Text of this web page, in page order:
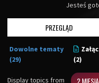
Jesteś
PRZEGLĄD
Dowolne tematy
(29)
(2)
Display topics from 2